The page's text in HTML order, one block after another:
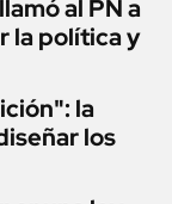
al PN a
la política y
la
los